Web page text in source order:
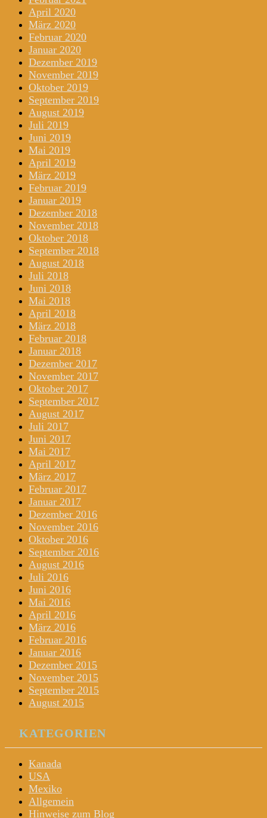
April 2020
März 2020
Februar 2020
Januar 2020
Dezember 2019
November 2019
Oktober 2019
September 2019
August 2019
Juli 2019
Juni 2019
Mai 2019
April 2019
März 2019
Februar 2019
Januar 2019
Dezember 2018
November 2018
Oktober 2018
September 2018
August 2018
Juli 2018
Juni 2018
Mai 2018
April 2018
März 2018
Februar 2018
Januar 2018
Dezember 2017
November 2017
Oktober 2017
September 2017
August 2017
Juli 2017
Juni 2017
Mai 2017
April 2017
März 2017
Februar 2017
Januar 2017
Dezember 2016
November 2016
Oktober 2016
September 2016
August 2016
Juli 2016
Juni 2016
Mai 2016
April 2016
März 2016
Februar 2016
Januar 2016
Dezember 2015
November 2015
September 2015
August 2015
KATEGORIEN
Kanada
USA
Mexiko
Allgemein
Hinweise zum Blog